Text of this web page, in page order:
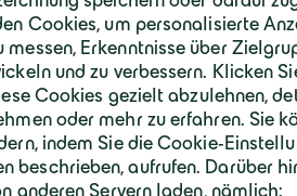
es, den